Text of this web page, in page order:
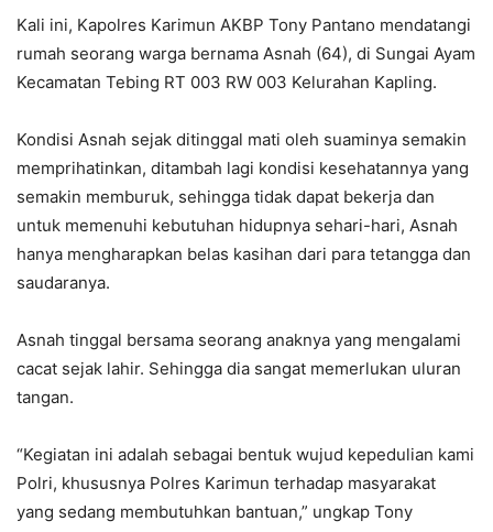
Kali ini, Kapolres Karimun AKBP Tony Pantano mendatangi
rumah seorang warga bernama Asnah (64), di Sungai Ayam
Kecamatan Tebing RT 003 RW 003 Kelurahan Kapling.
Kondisi Asnah sejak ditinggal mati oleh suaminya semakin
memprihatinkan, ditambah lagi kondisi kesehatannya yang
semakin memburuk, sehingga tidak dapat bekerja dan
untuk memenuhi kebutuhan hidupnya sehari-hari, Asnah
hanya mengharapkan belas kasihan dari para tetangga dan
saudaranya.
Asnah tinggal bersama seorang anaknya yang mengalami
cacat sejak lahir. Sehingga dia sangat memerlukan uluran
tangan.
“Kegiatan ini adalah sebagai bentuk wujud kepedulian kami
Polri, khususnya Polres Karimun terhadap masyarakat
yang sedang membutuhkan bantuan,” ungkap Tony